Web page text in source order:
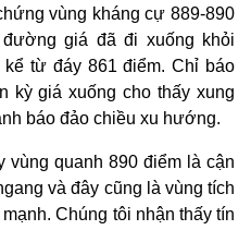
vùng kháng cự 889-890
giá đã đi xuống khỏi
từ đáy 861 điểm. Chỉ báo
kỳ giá xuống cho thấy xung
báo đảo chiều xu hướng.
vùng quanh 890 điểm là cận
và đây cũng là vùng tích
Chúng tôi nhận thấy tín